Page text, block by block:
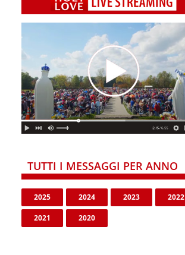
TUTTI I MESSAGGI PER ANNO
2025 2024 2023 2022
2021 2020